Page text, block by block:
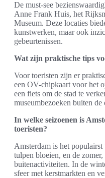
De must-see
Anne Frank Huis, het
Museum. Deze locaties
kunstwerken, maar ook
gebeurtenissen.
Wat zijn praktische tips
Voor toeristen zijn er
een OV-chipkaart voor het
een fiets om de stad te
museumbezoeken buiten de
In welke seizoenen is
toeristen?
Amsterdam is het
tulpen bloeien, en de
buitenactiviteiten. In de
sfeer met kerstmarkten en